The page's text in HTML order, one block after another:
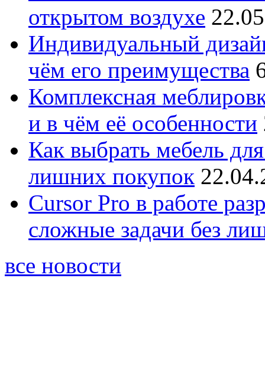
открытом воздухе
Индивидуальный
чём его преимущества
Комплексная
и в чём её особенности
Как выбрать мебель
лишних покупок
Cursor Pro в работе
сложные задачи без
все новости